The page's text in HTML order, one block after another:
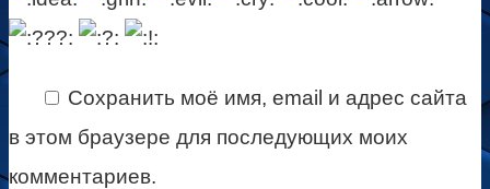
Сохранить моё имя, email и адрес сайта
в этом браузере для последующих моих
комментариев.